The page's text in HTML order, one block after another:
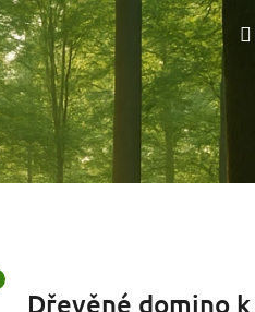
Dřevěné domino k